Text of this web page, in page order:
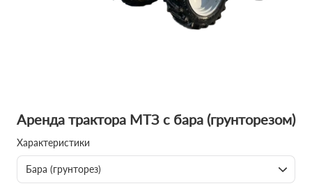
Аренда трактора МТЗ с бара (грунторезом)
Характеристики
Бара (грунторез)